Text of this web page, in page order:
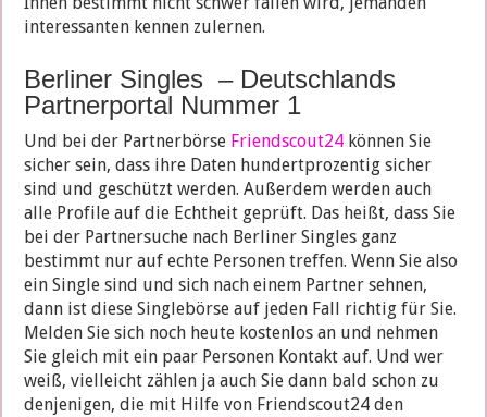
interessanten kennen zulernen.
Berliner Singles – Deutschlands
Partnerportal Nummer 1
Und bei der Partnerbörse Friendscout24 können Sie
sicher sein, dass ihre Daten hundertprozentig sicher
sind und geschützt werden. Außerdem werden auch
alle Profile auf die Echtheit geprüft. Das heißt, dass Sie
bei der Partnersuche nach Berliner Singles ganz
bestimmt nur auf echte Personen treffen. Wenn Sie also
ein Single sind und sich nach einem Partner sehnen,
dann ist diese Singlebörse auf jeden Fall richtig für Sie.
Melden Sie sich noch heute kostenlos an und nehmen
Sie gleich mit ein paar Personen Kontakt auf. Und wer
weiß, vielleicht zählen ja auch Sie dann bald schon zu
denjenigen, die mit Hilfe von Friendscout24 den